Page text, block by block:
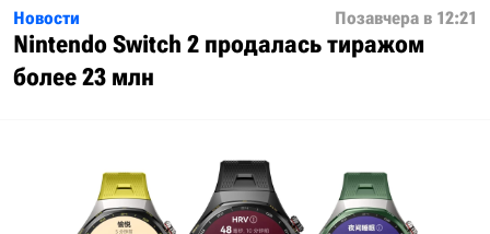
Новости Позавчера в 12:21
Nintendo Switch 2 продалась тиражом
более 23 млн